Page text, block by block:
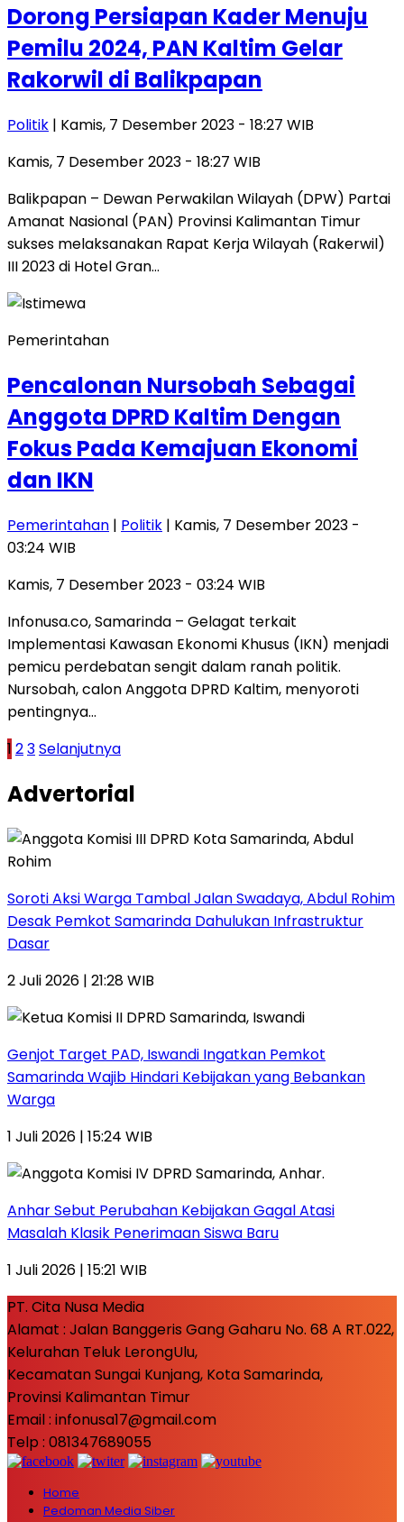
Dorong Persiapan Kader Menuju
Pemilu 2024, PAN Kaltim Gelar
Rakorwil di Balikpapan
Politik | Kamis, 7 Desember 2023 - 18:27 WIB
Kamis, 7 Desember 2023 - 18:27 WIB
Balikpapan – Dewan Perwakilan Wilayah (DPW) Partai
Amanat Nasional (PAN) Provinsi Kalimantan Timur
sukses melaksanakan Rapat Kerja Wilayah (Rakerwil)
III 2023 di Hotel Gran…
Pemerintahan
Pencalonan Nursobah Sebagai
Anggota DPRD Kaltim Dengan
Fokus Pada Kemajuan Ekonomi
dan IKN
Pemerintahan | Politik | Kamis, 7 Desember 2023 -
03:24 WIB
Kamis, 7 Desember 2023 - 03:24 WIB
Infonusa.co, Samarinda – Gelagat terkait
Implementasi Kawasan Ekonomi Khusus (IKN) menjadi
pemicu perdebatan sengit dalam ranah politik.
Nursobah, calon Anggota DPRD Kaltim, menyoroti
pentingnya…
Paginasi
1 23Selanjutnya
Advertorial
Soroti Aksi Warga Tambal Jalan Swadaya, Abdul Rohim
Desak Pemkot Samarinda Dahulukan Infrastruktur
Dasar
2 Juli 2026 | 21:28 WIB
Genjot Target PAD, Iswandi Ingatkan Pemkot
Samarinda Wajib Hindari Kebijakan yang Bebankan
Warga
1 Juli 2026 | 15:24 WIB
Anhar Sebut Perubahan Kebijakan Gagal Atasi
Masalah Klasik Penerimaan Siswa Baru
1 Juli 2026 | 15:21 WIB
PT. Cita Nusa Media
Alamat : Jalan Banggeris Gang Gaharu No. 68 A RT.022,
Kelurahan Teluk LerongUlu,
Kecamatan Sungai Kunjang, Kota Samarinda,
Provinsi Kalimantan Timur
Email : infonusa17@gmail.com
Telp : 081347689055
Home
Pedoman Media Siber